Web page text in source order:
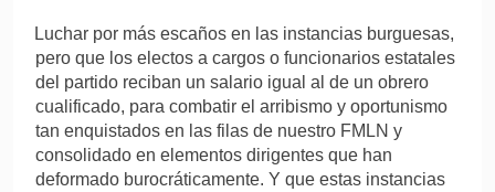
Luchar por más escaños en las instancias burguesas,
pero que los electos a cargos o funcionarios estatales
del partido reciban un salario igual al de un obrero
cualificado, para combatir el arribismo y oportunismo
tan enquistados en las filas de nuestro FMLN y
consolidado en elementos dirigentes que han
deformado burocráticamente. Y que estas instancias